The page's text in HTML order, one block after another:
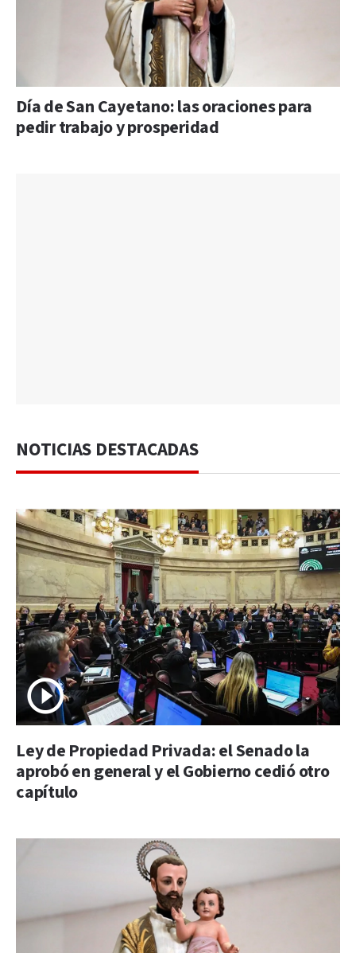
Día de San Cayetano: las oraciones para
pedir trabajo y prosperidad
NOTICIAS DESTACADAS
Ley de Propiedad Privada: el Senado la
aprobó en general y el Gobierno cedió otro
capítulo